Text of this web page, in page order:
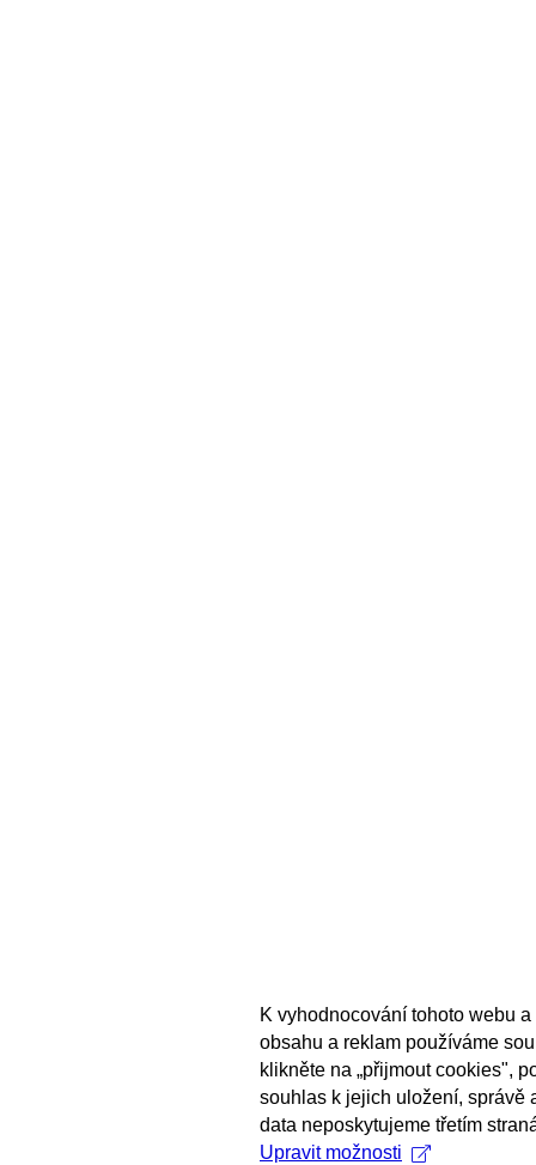
K vyhodnocování tohoto webu
obsahu a reklam používáme
klikněte na „přijmout cookies",
souhlas k jejich uložení, správě
data neposkytujeme třetím
Upravit možnosti